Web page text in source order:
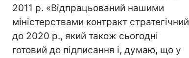
2011 р. «Відпрацьований нашими
міністерствами контракт стратегічний
до 2020 р., який також сьогодні
готовий до підписання і, думаю, що у